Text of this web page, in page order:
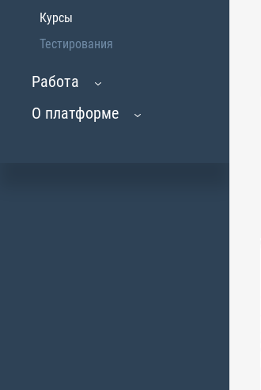
Курсы
Тестирования
Работа
О платформе